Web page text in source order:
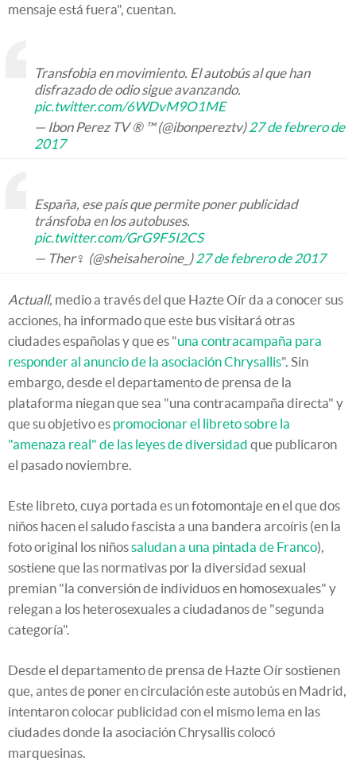
mensaje está fuera", cuentan.
Transfobia en movimiento. El autobús al que han
disfrazado de odio sigue avanzando.
pic.twitter.com/6WDvM9O1ME
— Ibon Perez TV ® ™ (@ibonpereztv)27 de febrero de
2017
España, ese país que permite poner publicidad
tránsfoba en los autobuses.
pic.twitter.com/GrG9F5I2CS
— Ther♀ (@sheisaheroine_)27 de febrero de 2017
Actuall, medio a través del que Hazte Oír da a conocer sus
acciones, ha informado que este bus visitará otras
ciudades españolas y que es "una contracampaña para
responder al anuncio de la asociación Chrysallis". Sin
embargo, desde el departamento de prensa de la
plataforma niegan que sea "una contracampaña directa" y
que su objetivo es promocionar el libreto sobre la
"amenaza real" de las leyes de diversidad que publicaron
el pasado noviembre.
Este libreto, cuya portada es un fotomontaje en el que dos
niños hacen el saludo fascista a una bandera arcoíris (en la
foto original los niñossaludan a una pintada de Franco),
sostiene que las normativas por la diversidad sexual
premian "la conversión de individuos en homosexuales" y
relegan a los heterosexuales a ciudadanos de "segunda
categoría".
Desde el departamento de prensa de Hazte Oír sostienen
que, antes de poner en circulación este autobús en Madrid,
intentaron colocar publicidad con el mismo lema en las
ciudades donde la asociación Chrysallis colocó
marquesinas.